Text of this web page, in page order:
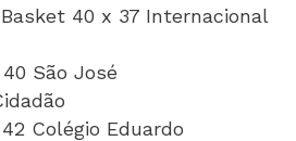
40 x 37 Internacional
São José
Colégio Eduardo